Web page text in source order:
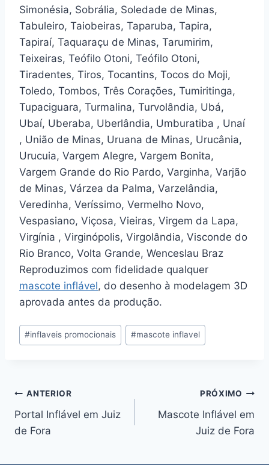
Simonésia, Sobrália, Soledade de Minas,
Tabuleiro, Taiobeiras, Taparuba, Tapira,
Tapiraí, Taquaraçu de Minas, Tarumirim,
Teixeiras, Teófilo Otoni, Teófilo Otoni,
Tiradentes, Tiros, Tocantins, Tocos do Moji,
Toledo, Tombos, Três Corações, Tumiritinga,
Tupaciguara, Turmalina, Turvolândia, Ubá,
Ubaí, Uberaba, Uberlândia, Umburatiba , Unaí
, União de Minas, Uruana de Minas, Urucânia,
Urucuia, Vargem Alegre, Vargem Bonita,
Vargem Grande do Rio Pardo, Varginha, Varjão
de Minas, Várzea da Palma, Varzelândia,
Veredinha, Veríssimo, Vermelho Novo,
Vespasiano, Viçosa, Vieiras, Virgem da Lapa,
Virgínia , Virginópolis, Virgolândia, Visconde do
Rio Branco, Volta Grande, Wenceslau Braz
Reproduzimos com fidelidade qualquer
mascote inflável, do desenho à modelagem 3D
aprovada antes da produção.
Tags
do
#inflaveis promocionais #mascote inflavel
Navegação
de
ANTERIOR
Portal Inflável em Juiz
de Fora
PRÓXIMO
Mascote Inflável em
Juiz de Fora